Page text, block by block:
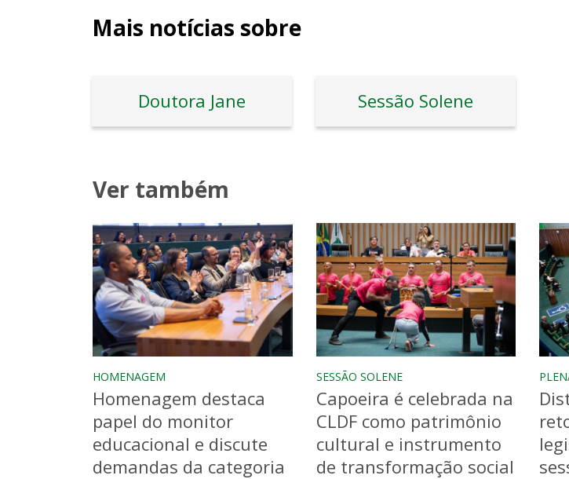
Mais notícias sobre
Doutora Jane Sessão Solene
Ver também
HOMENAGEM
Homenagem destaca
papel do monitor
educacional e discute
demandas da categoria
SESSÃO SOLENE
Capoeira é celebrada na
CLDF como patrimônio
cultural e instrumento
de transformação social